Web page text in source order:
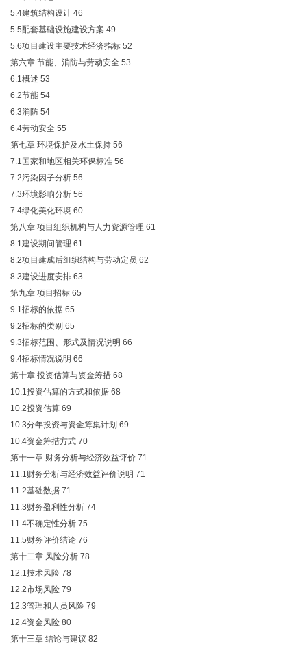
5.4建筑结构设计 46
5.5配套基础设施建设方案 49
5.6项目建设主要技术经济指标 52
第六章 节能、消防与劳动安全 53
6.1概述 53
6.2节能 54
6.3消防 54
6.4劳动安全 55
第七章 环境保护及水土保持 56
7.1国家和地区相关环保标准 56
7.2污染因子分析 56
7.3环境影响分析 56
7.4绿化美化环境 60
第八章 项目组织机构与人力资源管理 61
8.1建设期间管理 61
8.2项目建成后组织结构与劳动定员 62
8.3建设进度安排 63
第九章 项目招标 65
9.1招标的依据 65
9.2招标的类别 65
9.3招标范围、形式及情况说明 66
9.4招标情况说明 66
第十章 投资估算与资金筹措 68
10.1投资估算的方式和依据 68
10.2投资估算 69
10.3分年投资与资金筹集计划 69
10.4资金筹措方式 70
第十一章 财务分析与经济效益评价 71
11.1财务分析与经济效益评价说明 71
11.2基础数据 71
11.3财务盈利性分析 74
11.4不确定性分析 75
11.5财务评价结论 76
第十二章 风险分析 78
12.1技术风险 78
12.2市场风险 79
12.3管理和人员风险 79
12.4资金风险 80
第十三章 结论与建议 82